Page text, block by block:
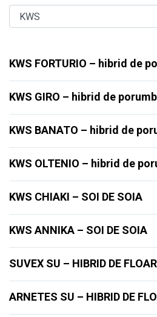
KWS FORTURIO – hibrid de
KWS GIRO – hibrid de porumb
KWS BANATO – hibrid de
KWS OLTENIO – hibrid de
KWS CHIAKI – SOI DE SOIA
KWS ANNIKA – SOI DE SOIA
SUVEX SU – HIBRID DE
ARNETES SU – HIBRID DE